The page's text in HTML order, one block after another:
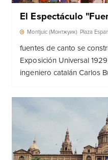
El Espectáculo
Montjuic (Монтжуик) Plaza
fuentes de canto se
Exposición Universal
ingeniero catalán Carlos